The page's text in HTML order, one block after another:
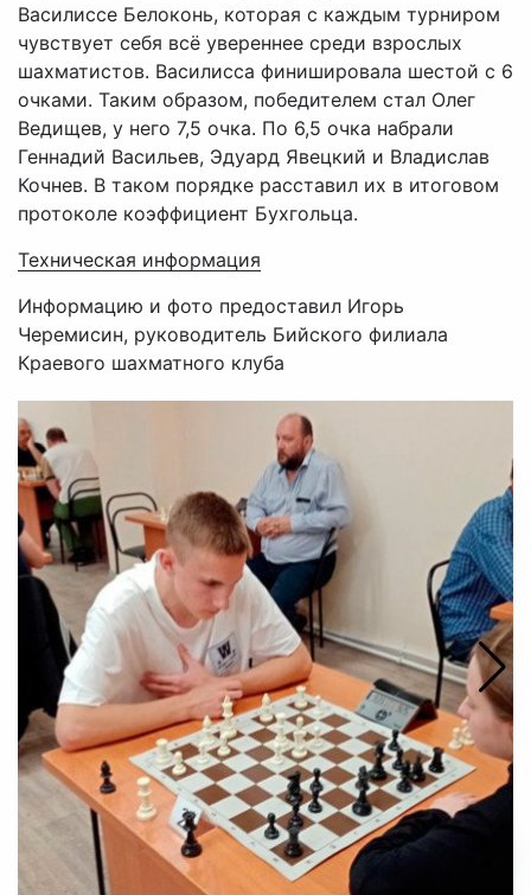
Василиссе Белоконь, которая с каждым турниром
чувствует себя всё увереннее среди взрослых
шахматистов. Василисса финишировала шестой с 6
очками. Таким образом, победителем стал Олег
Ведищев, у него 7,5 очка. По 6,5 очка набрали
Геннадий Васильев, Эдуард Явецкий и Владислав
Кочнев. В таком порядке расставил их в итоговом
протоколе коэффициент Бухгольца.
Техническая информация
Информацию и фото предоставил Игорь
Черемисин, руководитель Бийского филиала
Краевого шахматного клуба